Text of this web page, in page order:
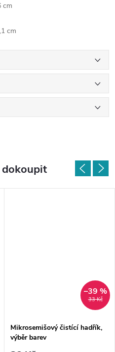
cm
cm
33 Kč
–39 %
Mikrosemišový čistící hadřík,
výběr barev